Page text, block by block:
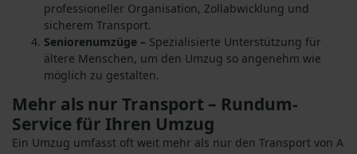
professioneller Organisation, Zollabwicklung und
sicherem Transport.
Seniorenumzüge – Spezialisierte Unterstützung für
ältere Menschen, um den Umzug so angenehm wie
möglich zu gestalten.
Mehr als nur Transport – Rundum-
Service für Ihren Umzug
Ein Umzug umfasst oft weit mehr als nur den Transport von A